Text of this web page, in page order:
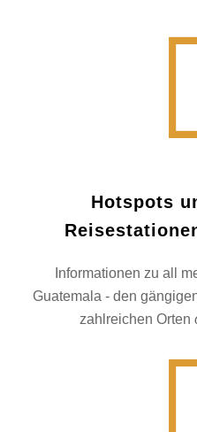
Hotspots
Informationen zu all
Guatemala - den
zahlreichen Orten